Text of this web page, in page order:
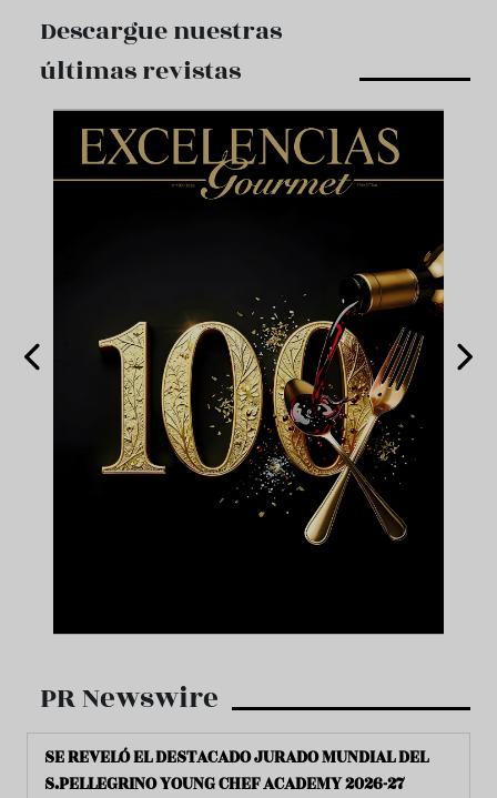
Descargue nuestras
últimas revistas
PR Newswire
SE REVELÓ EL DESTACADO JURADO MUNDIAL DEL
S.PELLEGRINO YOUNG CHEF ACADEMY 2026-27